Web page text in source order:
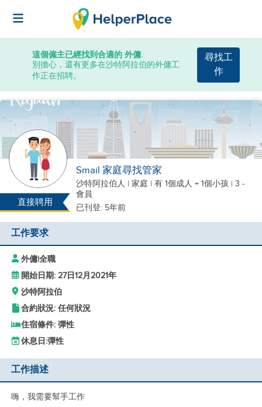
這個僱主已經找到合適的 外傭.
別擔心，還有更多在沙特阿拉伯的外傭工
作正在招聘。
尋找工
作
直接聘用
Smail 家庭尋找管家
沙特阿拉伯人 | 家庭 | 有 1個成人 + 1個小孩 | 3 -
會員
已刊登: 5年前
工作要求
外傭|全職
開始日期: 27日12月2021年
沙特阿拉伯
合約狀況: 任何狀況
住宿條件: 彈性
休息日:彈性
工作描述
嗨，我需要幫手工作